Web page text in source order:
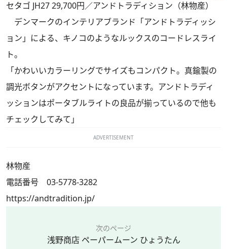
セタゴ JH27 29,700円／アンドトラディション（林物産）
デンマークのインテリアブランド「アンドトラディッシ
ョン」による、キノコのようなルックスのコードレスライ
ト。
「かわいいカラーリングでサイズもコンパクト。真鍮製の
調光ボタンがアクセントになっています。アンドトラディ
ッションはポータブルライトの良品が揃っているので他も
チェックしてみて」
ADVERTISEMENT
林物産
電話番号 03-5778-3282
https://andtradition.jp/
次のページ
浅野商店 ペーパームーン ひょうたん